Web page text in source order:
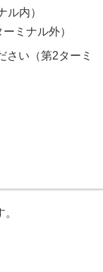
内）
ミナル外）
さい（第2ターミ